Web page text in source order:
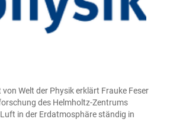
Welt der Physik erklärt Frauke Feser
des Helmholtz-Zentrums
in der Erdatmosphäre ständig in